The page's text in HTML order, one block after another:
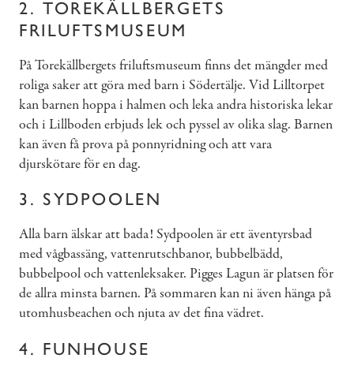
2. TOREKÄLLBERGETS
FRILUFTSMUSEUM
På Torekällbergets friluftsmuseum finns det mängder med
roliga saker att göra med barn i Södertälje. Vid Lilltorpet
kan barnen hoppa i halmen och leka andra historiska lekar
och i Lillboden erbjuds lek och pyssel av olika slag. Barnen
kan även få prova på ponnyridning och att vara
djurskötare för en dag.
3. SYDPOOLEN
Alla barn älskar att bada! Sydpoolen är ett äventyrsbad
med vågbassäng, vattenrutschbanor, bubbelbädd,
bubbelpool och vattenleksaker. Pigges Lagun är platsen för
de allra minsta barnen. På sommaren kan ni även hänga på
utomhusbeachen och njuta av det fina vädret.
4. FUNHOUSE